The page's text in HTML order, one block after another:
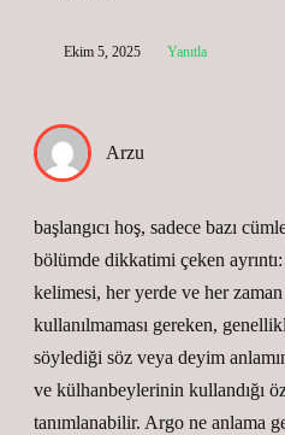
Ekim 5, 2025 Yanıtla
Arzu
başlangıcı hoş, sadece bazı
bölümde dikkatimi çeken
kelimesi, her yerde ve her
kullanılmaması gereken,
söylediği söz veya deyim
ve külhanbeylerinin kullandığı
tanımlanabilir. Argo ne anlama